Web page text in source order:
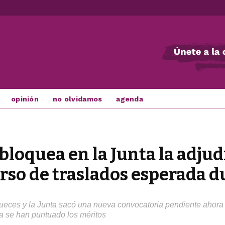
opinión no olvidamos agenda
en la Junta la
de traslados esperada
y la Junta sacó una nueva convocatoria pendiente
se han puntuado los méritos